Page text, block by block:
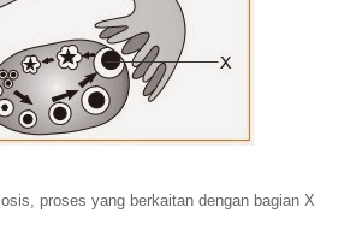
proses yang berkaitan dengan bagian X